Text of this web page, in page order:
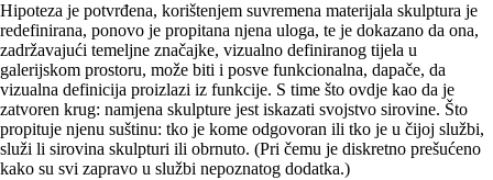
Hipoteza je potvrđena, korištenjem suvremena materijala skulptura je
redefinirana, ponovo je propitana njena uloga, te je dokazano da ona,
zadržavajući temeljne značajke, vizualno definiranog tijela u
galerijskom prostoru, može biti i posve funkcionalna, dapače, da
vizualna definicija proizlazi iz funkcije. S time što ovdje kao da je
zatvoren krug: namjena skulpture jest iskazati svojstvo sirovine. Što
propituje njenu suštinu: tko je kome odgovoran ili tko je u čijoj službi,
služi li sirovina skulpturi ili obrnuto. (Pri čemu je diskretno prešućeno
kako su svi zapravo u službi nepoznatog dodatka.)